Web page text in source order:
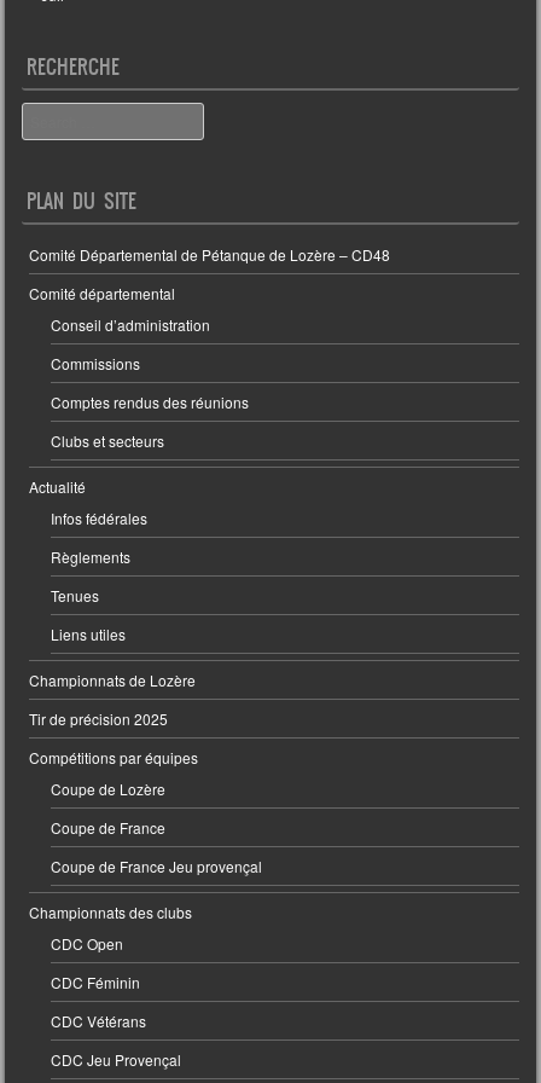
RECHERCHE
PLAN DU SITE
Comité Départemental de Pétanque de Lozère – CD48
Comité départemental
Conseil d’administration
Commissions
Comptes rendus des réunions
Clubs et secteurs
Actualité
Infos fédérales
Règlements
Tenues
Liens utiles
Championnats de Lozère
Tir de précision 2025
Compétitions par équipes
Coupe de Lozère
Coupe de France
Coupe de France Jeu provençal
Championnats des clubs
CDC Open
CDC Féminin
CDC Vétérans
CDC Jeu Provençal